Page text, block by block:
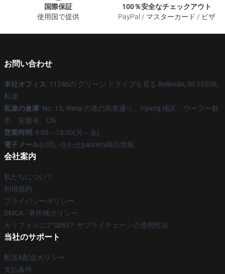
国際保証
使用国で提供
100％安全なチェックアウト
PayPal / マスターカード / ビザ
お問い合わせ
本社オフィス: 11246の グリーン ドライブを見る Belleville, Wi 53508,
私達
私達の倉庫: No. 15, Weiqi の道の商業通り、Yijiang 地区、ウーフー都
市、安徽省、CN
営業時間: 9:00～18:00(月～金)
電子メールお問い合わせpantera商品情報
会社案内
私たちについて
利用規約
プライバシーポリシー
DMCA - 著作権ポリシー
カリフォルニアSB657: サプライチェーンの透明性法
当社のサポート
配送&配送ポリシー
支払条件